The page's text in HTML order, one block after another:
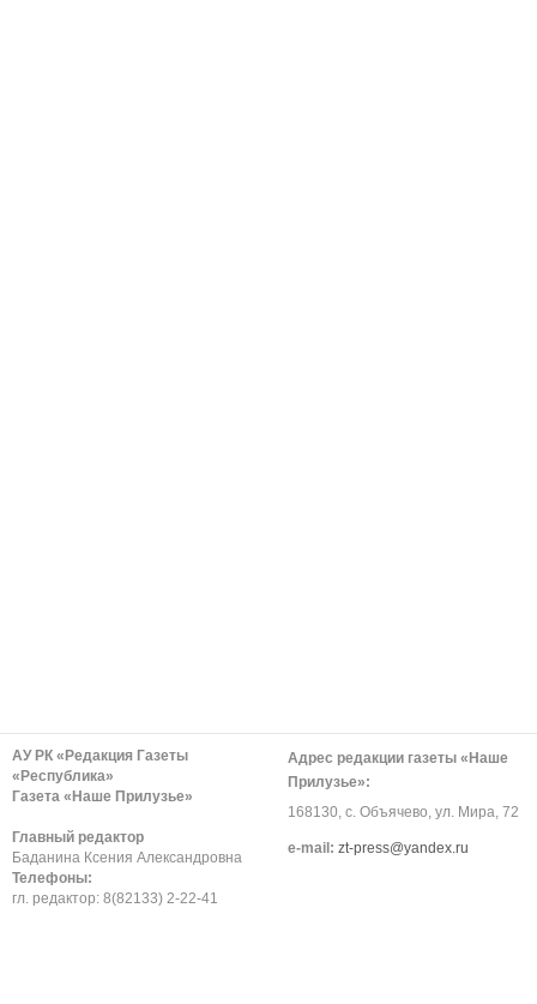
АУ РК «Редакция Газеты
«Республика»
Газета «Наше Прилузье»
Главный редактор
Баданина Ксения Александровна
Телефоны:
гл. редактор: 8(82133) 2-22-41
Адрес редакции газеты «Наше
Прилузье»:
168130, с. Объячево, ул. Мира, 72
е-mail: zt-press@yandex.ru